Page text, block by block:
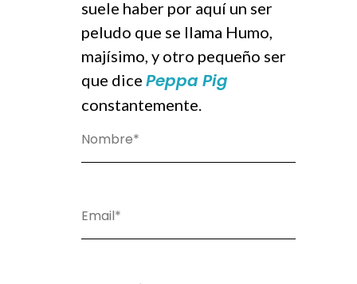
suele haber por aquí un ser
peludo que se llama Humo,
majísimo, y otro pequeño ser
que dicePeppa Pig
constantemente.